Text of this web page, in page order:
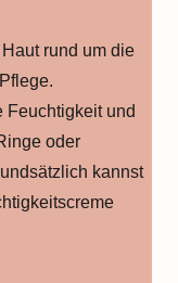
rund um die
Feuchtigkeit und
oder
kannst